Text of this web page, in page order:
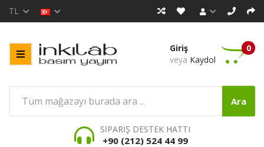
TL
Giriş
veya Kaydol
0
Ara
SİPARİŞ DESTEK HATTI
+90 (212) 524 44 99